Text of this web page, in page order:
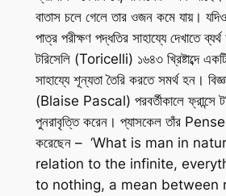
বাতাস চলে গেলে তার ওজন কমে যায়।
পাত্র পরীক্ষণ পদ্ধতির সাহায্যে দেখাতে
টরিসেলি (Toricelli) ১৬৪৩ খ্রিষ্টাব্দে
সাহায্যে শূন্যতা তৈরি করতে সমর্থ হন।
(Blaise Pascal) পরবর্তীকালে ফ্রান্সে
পুনরাবৃত্তি করেন। প্যাসকেল তাঁর
করেছেন – ‘What is man in
relation to the infinite,
to nothing, a mean between